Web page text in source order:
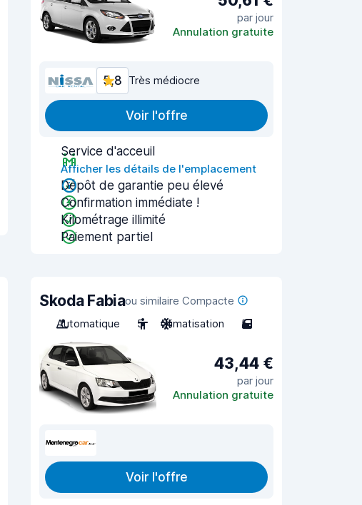
par jour
Annulation gratuite
5,8 Très médiocre
Voir l'offre
Service d'acceuil
Afficher les détails de l'emplacement
Dépôt de garantie peu élevé
Confirmation immédiate !
Kilométrage illimité
Paiement partiel
Skoda Fabiaou similaire Compacte
Automatique
5 Climatisation 5
43,44 €
par jour
Annulation gratuite
Voir l'offre